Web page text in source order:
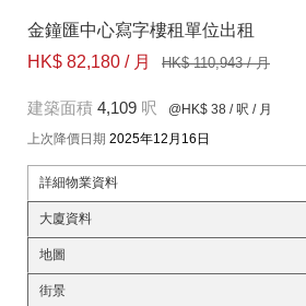
金鐘匯中心寫字樓租單位出租
HK$ 82,180 / 月
HK$ 110,943 / 月
建築面積 4,109 呎 @HK$ 38 / 呎 / 月
上次降價日期 2025年12月16日
詳細物業資料
大廈資料
地圖
街景